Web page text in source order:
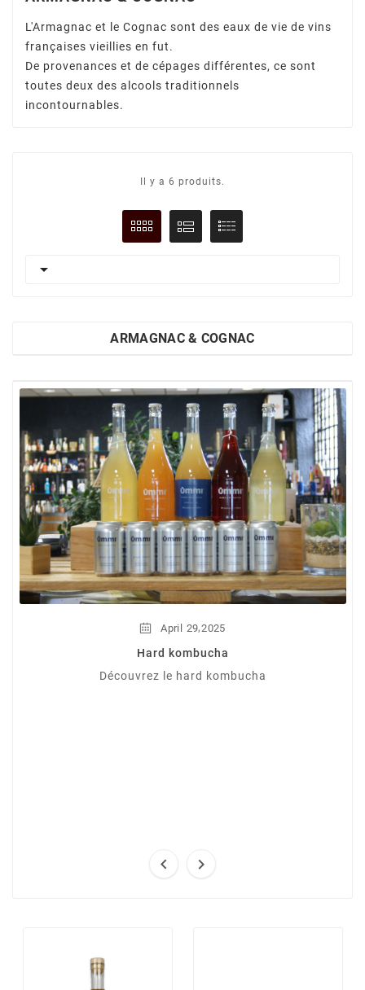
L'Armagnac et le Cognac sont des eaux de vie de vins
françaises vieillies en fut.
De provenances et de cépages différentes, ce sont
toutes deux des alcools traditionnels
incontournables.
Il y a 6 produits.

ARMAGNAC & COGNAC
April 29,2025
Hard kombucha
Découvrez le hard kombucha
 